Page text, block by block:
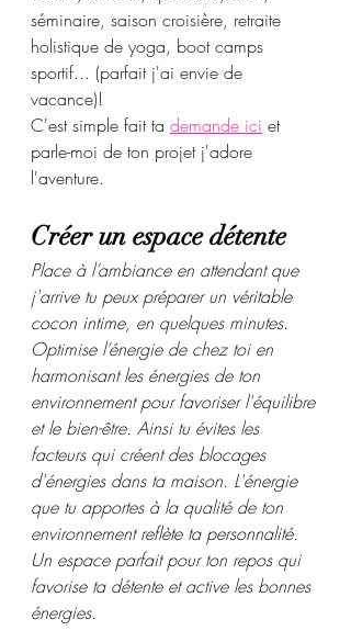
séminaire, saison croisière, retraite
holistique de yoga, boot camps
sportif... (parfait j'ai envie de
vacance)!
C'est simple fait ta demande ici et
parle-moi de ton projet j'adore
l'aventure.
Créer un espace détente
Place à l’ambiance en attendant que
j'arrive tu peux préparer un véritable
cocon intime, en quelques minutes.
Optimise l’énergie de chez toi en
harmonisant les énergies de ton
environnement pour favoriser l'équilibre
et le bien-être. Ainsi tu évites les
facteurs qui créent des blocages
d'énergies dans ta maison. L'énergie
que tu apportes à la qualité de ton
environnement reflète ta personnalité.
Un espace parfait pour ton repos qui
favorise ta détente et active les bonnes
énergies.